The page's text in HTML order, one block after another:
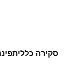
סקירה כללית